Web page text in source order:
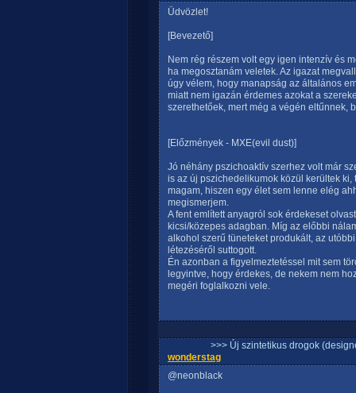
Üdvözlet!
[Bevezető]
Nem rég részem volt egy igen intenzív és
ha megosztanám veletek. Az igazat
úgy vélem, hogy manapság az általános
miatt nem igazán érdemes azokat a
szerethetőek, mert még a végén eltűnnek,
[Előzmények - MXE(evil dust)]
Jó néhány pszichoaktív szerhez volt már
is az új pszichedelikumok közül kerültek
magam, hiszen egy élet sem lenne elég
megismerjem.
A fent említett anyagról sok érdekeset
kicsi/közepes adagban. Míg az előbbi
alkohol szerű tüneteket produkált, az
létezéséről suttogott.
Én azonban a figyelmeztetéssel mit sem
legyintve, hogy érdekes, de nekem nem
megéri foglalkozni vele.
>>> Új szintetikus drogok
wonderstag
@neonblack